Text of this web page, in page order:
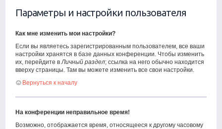
Параметры и настройки пользователя
Как мне изменить мои настройки?
Если вы являетесь зарегистрированным пользователем, все ваши
настройки хранятся в базе данных конференции. Чтобы изменить
их, перейдите вЛичный раздел; ссылка на него обычно находится
вверху страницы. Там вы можете изменить все свои настройки.
Вернуться к началу
На конференции неправильное время!
Возможно, отображается время, относящееся к другому часовому